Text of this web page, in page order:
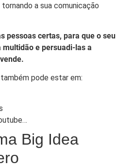
a sua comunicação
pessoas certas, para que o seu
e persuadi-las a
pode estar em:
Big Idea